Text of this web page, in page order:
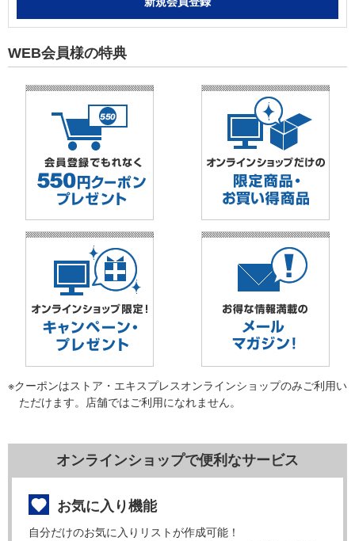
WEB会員様の特典
※クーポンはストア・エキスプレスオンラインショップのみご利用い
ただけます。店舗ではご利用になれません。
オンラインショップで便利なサービス
お気に入り機能
自分だけのお気に入りリストが作成可能！